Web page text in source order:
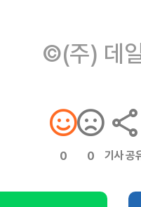
©(주) 데
0 0 기사 공